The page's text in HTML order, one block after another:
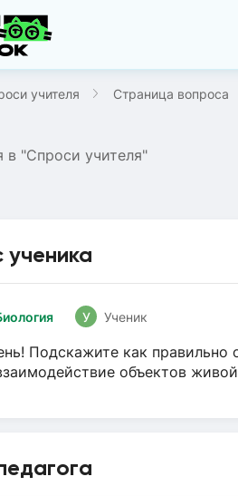
учителя Страница вопроса
в "Спроси учителя"
ученика
У Ученик
Подскажите как правильно
объектов